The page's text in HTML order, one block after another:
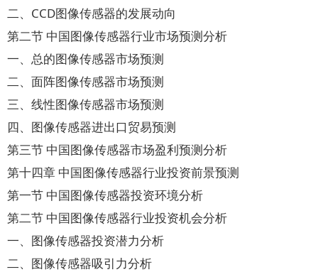
二、CCD图像传感器的发展动向
第二节 中国图像传感器行业市场预测分析
一、总的图像传感器市场预测
二、面阵图像传感器市场预测
三、线性图像传感器市场预测
四、图像传感器进出口贸易预测
第三节 中国图像传感器市场盈利预测分析
第十四章 中国图像传感器行业投资前景预测
第一节 中国图像传感器投资环境分析
第二节 中国图像传感器行业投资机会分析
一、图像传感器投资潜力分析
二、图像传感器吸引力分析